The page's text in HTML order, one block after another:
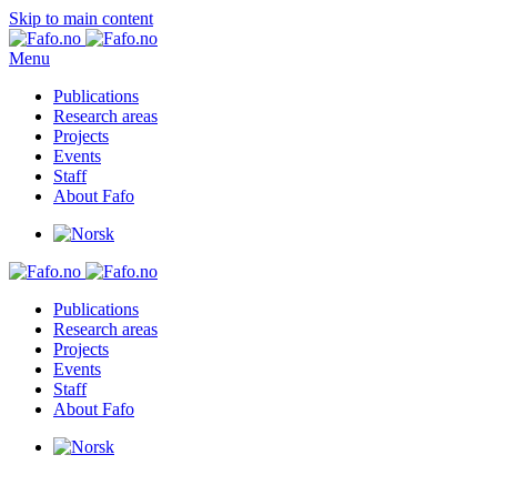
Skip to main content
Menu
Publications
Research areas
Projects
Events
Staff
About Fafo
Publications
Research areas
Projects
Events
Staff
About Fafo